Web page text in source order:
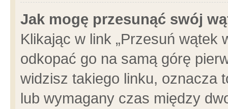
Jak mogę przesunąć swój
Klikając w link „Przesuń wątek
odkopać go na samą górę
widzisz takiego linku, oznacza
lub wymagany czas między